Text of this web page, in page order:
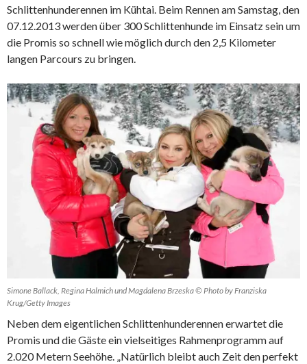
Schlittenhunderennen im Kühtai. Beim Rennen am Samstag, den
07.12.2013 werden über 300 Schlittenhunde im Einsatz sein um
die Promis so schnell wie möglich durch den 2,5 Kilometer
langen Parcours zu bringen.
Simone Ballack, Regina Halmich und Magdalena Brzeska © Photo by Franziska
Krug/Getty Images
Neben dem eigentlichen Schlittenhunderennen erwartet die
Promis und die Gäste ein vielseitiges Rahmenprogramm auf
2.020 Metern Seehöhe. „Natürlich bleibt auch Zeit den perfekt